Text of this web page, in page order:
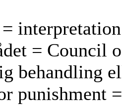
= Council
behandling
punishment